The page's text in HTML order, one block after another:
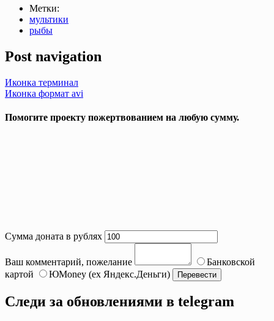
Метки:
мультики
рыбы
Post navigation
Иконка терминал
Иконка формат avi
Помогите проекту пожертвованием на любую сумму.
Сумма доната в рублях
Ваш комментарий, пожелание
Банковской
картой
ЮMoney (ex Яндекс.Деньги)
Следи за обновлениями в telegram